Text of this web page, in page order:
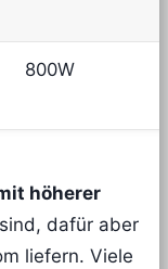
800W
höherer
dafür aber
liefern. Viele